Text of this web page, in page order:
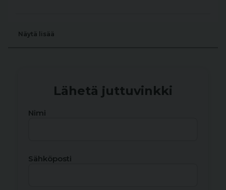
Näytä lisää
Lähetä juttuvinkki
Nimi
Sähköposti